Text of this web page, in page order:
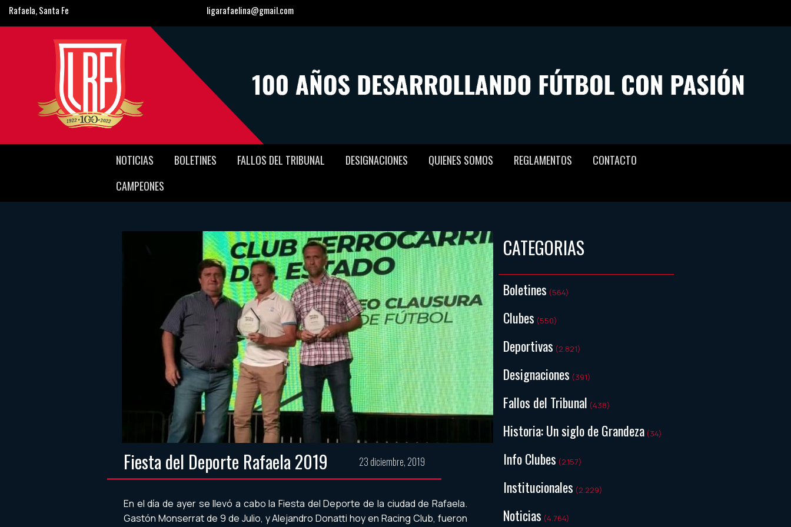
Rafaela, Santa Fe ligarafaelina@gmail.com
NOTICIAS BOLETINES FALLOS DEL TRIBUNAL DESIGNACIONES QUIENES SOMOS REGLAMENTOS
CONTACTO
CAMPEONES
Fiesta del Deporte Rafaela 2019 23 diciembre, 2019
En el día de ayer se llevó a cabo la Fiesta del Deporte de la ciudad de Rafaela.
Gastón Monserrat de 9 de Julio, y Alejandro Donatti hoy en Racing Club, fueron
CATEGORIAS
Boletines (564)
Clubes (550)
Deportivas (2.821)
Designaciones (391)
Fallos del Tribunal (438)
Historia: Un siglo de Grandeza (34)
Info Clubes (2.157)
Institucionales (2.229)
Noticias (4.764)